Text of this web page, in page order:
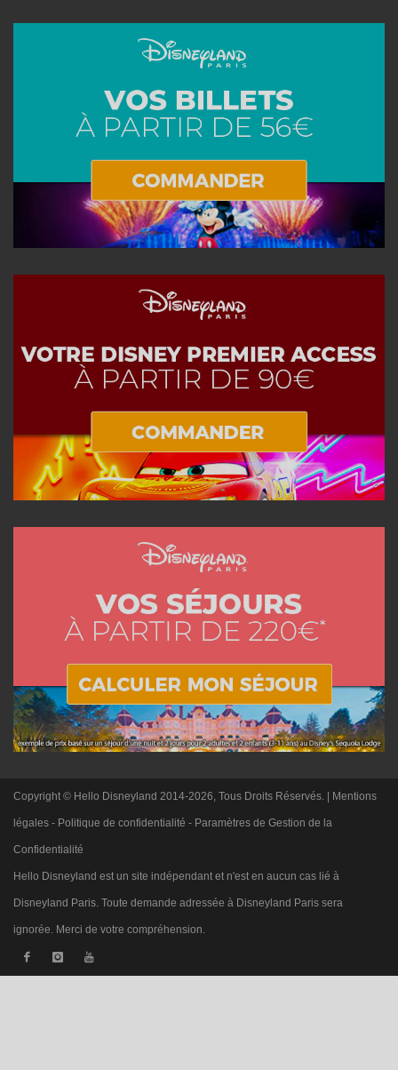
Copyright © Hello Disneyland 2014-2026, Tous Droits Réservés. | Mentions
légales - Politique de confidentialité - Paramètres de Gestion de la
Confidentialité
Hello Disneyland est un site indépendant et n'est en aucun cas lié à
Disneyland Paris. Toute demande adressée à Disneyland Paris sera
ignorée. Merci de votre compréhension.